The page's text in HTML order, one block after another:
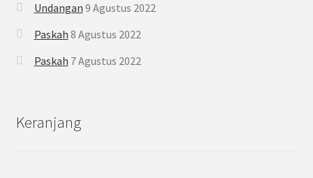
Undangan 9 Agustus 2022
Paskah 8 Agustus 2022
Paskah 7 Agustus 2022
Keranjang